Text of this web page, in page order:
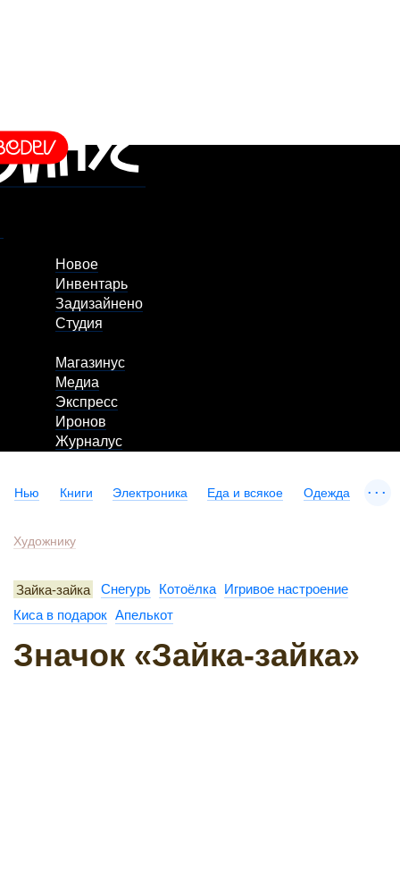
Новое
Инвентарь
Задизайнено
Студия
Магазинус
Медиа
Экспресс
Иронов
Журналус
Нью Книги Электроника Еда и всякое Одежда ...
Художнику
Зайка-зайка Снегурь Котоёлка Игривое настроение
Киса в подарок Апелькот
Значок «Зайка-зайка»